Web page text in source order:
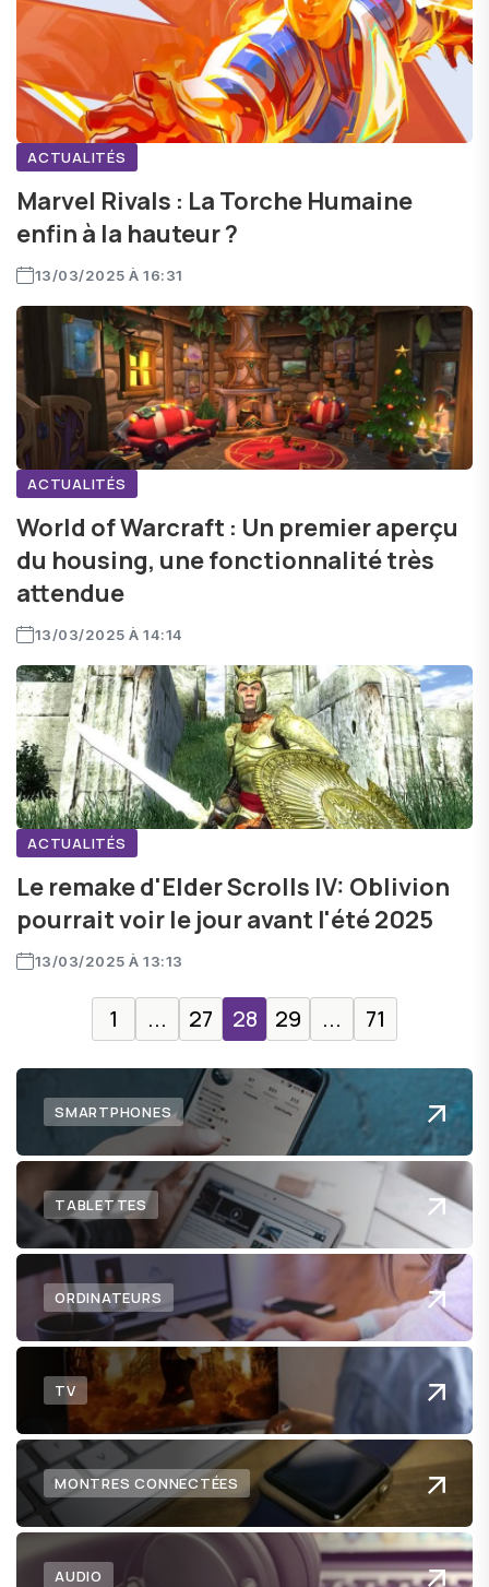
ACTUALITÉS
Marvel Rivals : La Torche Humaine
enfin à la hauteur ?
13/03/2025 À 16:31
ACTUALITÉS
World of Warcraft : Un premier aperçu
du housing, une fonctionnalité très
attendue
13/03/2025 À 14:14
ACTUALITÉS
Le remake d'Elder Scrolls IV: Oblivion
pourrait voir le jour avant l'été 2025
13/03/2025 À 13:13
1 ... 27 28 29 ... 71
SMARTPHONES
TABLETTES
ORDINATEURS
TV
MONTRES CONNECTÉES
AUDIO